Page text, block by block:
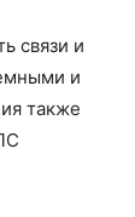
связи и
и
также